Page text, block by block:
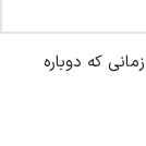
که دوباره